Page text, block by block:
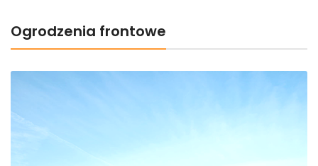
Ogrodzenia frontowe